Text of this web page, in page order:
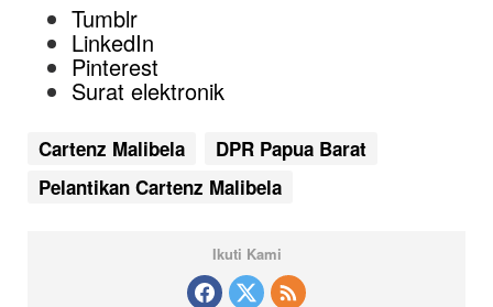
Tumblr
LinkedIn
Pinterest
Surat elektronik
Cartenz Malibela
DPR Papua Barat
Pelantikan Cartenz Malibela
Ikuti Kami